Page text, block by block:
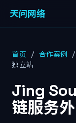
天问网络
首页 / 合作案例 /
独立站
Jing
链服务